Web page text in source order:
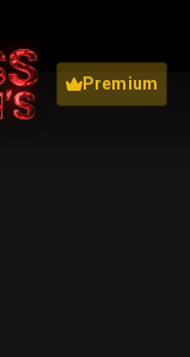
Premium